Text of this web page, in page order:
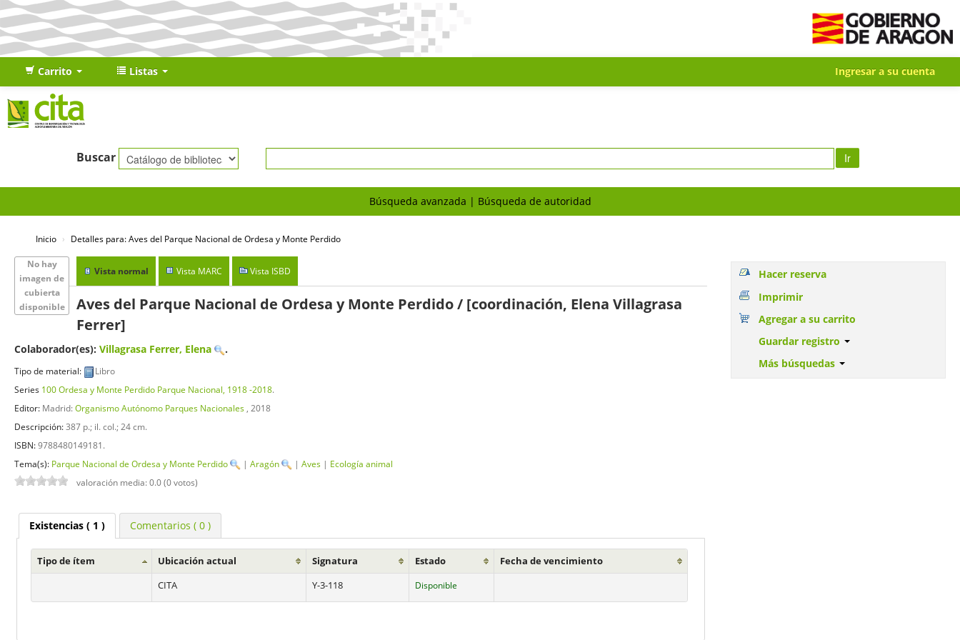
Carrito Listas Ingresar a su cuenta
Buscar Ir
Búsqueda avanzada Búsqueda de autoridad
Inicio › Detalles para:Aves del Parque Nacional de Ordesa y Monte Perdido
No hay
imagen de
cubierta
disponible
Vista normal Vista MARC Vista ISBD
Aves del Parque Nacional de Ordesa y Monte Perdido/ [coordinación, Elena Villagrasa
Ferrer]
Colaborador(es): Villagrasa Ferrer, Elena .
Tipo de material:
Libro
Series 100 Ordesa y Monte Perdido Parque Nacional, 1918 -2018.
Editor: Madrid:Organismo Autónomo Parques Nacionales , 2018
Descripción: 387 p.; il. col.; 24 cm.
ISBN:9788480149181.
Tema(s): Parque Nacional de Ordesa y Monte Perdido | Aragón | Aves| Ecología animal
valoración media: 0.0 (0 votos)
Existencias( 1 ) Comentarios ( 0 )
Tipo de ítem Ubicación actual Signatura Estado
Fecha de vencimiento
CITA
Y-3-118 Disponible
Hacer reserva
Imprimir
Agregar a su carrito
Guardar registro
Más búsquedas